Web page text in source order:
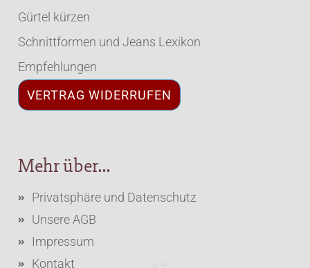
Gürtel kürzen
Schnittformen und Jeans Lexikon
Empfehlungen
VERTRAG WIDERRUFEN
Mehr über...
Privatsphäre und Datenschutz
Unsere AGB
Impressum
Kontakt